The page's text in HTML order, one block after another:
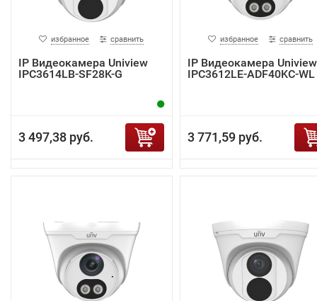
избранное сравнить
IP Видеокамера Uniview
IPC3614LB-SF28K-G
3 497,38 руб.
избранное сравнить
IP Видеокамера Uniview
IPC3612LE-ADF40KC-WL
3 771,59 руб.